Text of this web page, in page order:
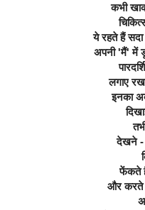
कभी
ये रहते हैं सदा
अपनी 'मैं' में
लगाए
इनका
देखने -
फेंकते
और करते